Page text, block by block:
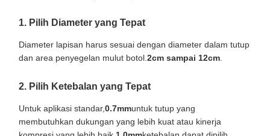
1. Pilih Diameter yang Tepat
Diameter lapisan harus sesuai dengan diameter dalam tutup
dan area penyegelan mulut botol. 2cm sampai 12cm
2. Pilih Ketebalan yang Tepat
Untuk aplikasi standar,0.7mmuntuk tutup yang
membutuhkan dukungan yang lebih kuat atau kinerja